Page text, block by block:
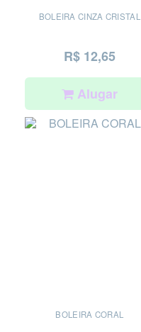
BOLEIRA CINZA CRISTAL
R$ 12,65
Alugar
BOLEIRA CORAL